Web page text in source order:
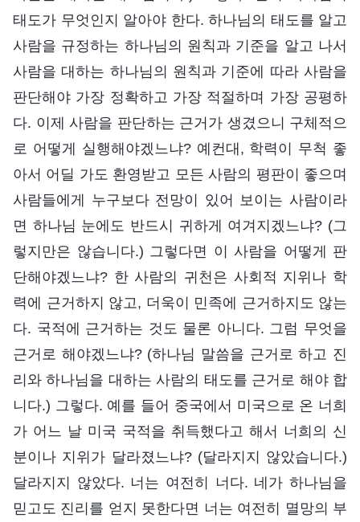
태도가 무엇인지 알아야 한다. 하나님의 태도를 알고
사람을 규정하는 하나님의 원칙과 기준을 알고 나서
사람을 대하는 하나님의 원칙과 기준에 따라 사람을
판단해야 가장 정확하고 가장 적절하며 가장 공평하
다. 이제 사람을 판단하는 근거가 생겼으니 구체적으
로 어떻게 실행해야겠느냐? 예컨대, 학력이 무척 좋
아서 어딜 가도 환영받고 모든 사람의 평판이 좋으며
사람들에게 누구보다 전망이 있어 보이는 사람이라
면 하나님 눈에도 반드시 귀하게 여겨지겠느냐? (그
렇지만은 않습니다.) 그렇다면 이 사람을 어떻게 판
단해야겠느냐? 한 사람의 귀천은 사회적 지위나 학
력에 근거하지 않고, 더욱이 민족에 근거하지도 않는
다. 국적에 근거하는 것도 물론 아니다. 그럼 무엇을
근거로 해야겠느냐? (하나님 말씀을 근거로 하고 진
리와 하나님을 대하는 사람의 태도를 근거로 해야 합
니다.) 그렇다. 예를 들어 중국에서 미국으로 온 너희
가 어느 날 미국 국적을 취득했다고 해서 너희의 신
분이나 지위가 달라졌느냐? (달라지지 않았습니다.)
달라지지 않았다. 너는 여전히 너다. 네가 하나님을
믿고도 진리를 얻지 못한다면 너는 여전히 멸망의 부